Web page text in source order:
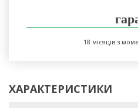
18 місяців з
ХАРАКТЕРИСТИКИ